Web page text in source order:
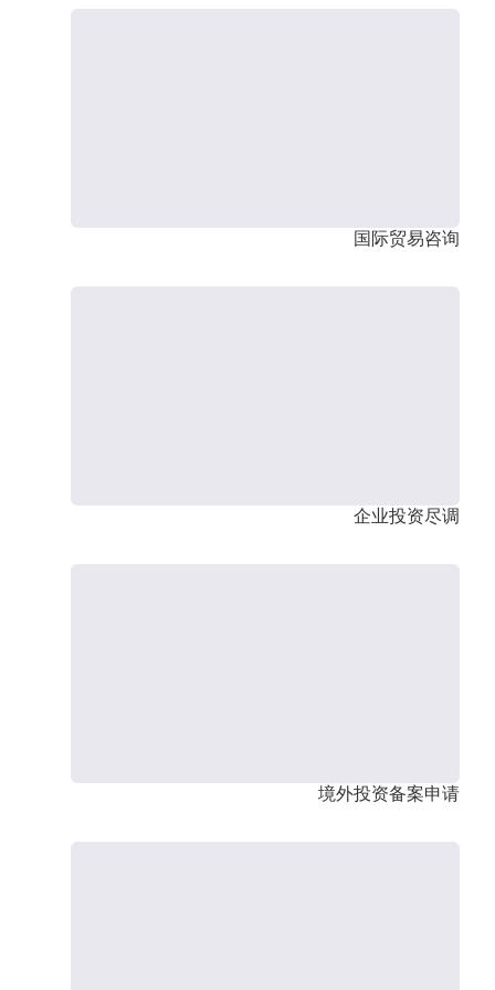
国际贸易咨询
企业投资尽调
境外投资备案申请